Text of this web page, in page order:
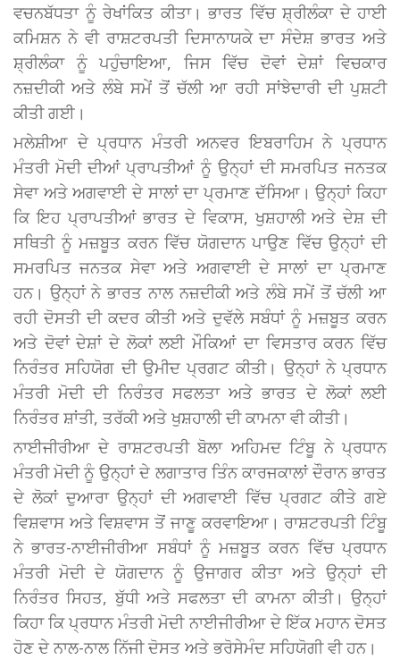
ਵਚਨਬੱਧਤਾ ਨੂੰ ਰੇਖਾਂਕਿਤ ਕੀਤਾ। ਭਾਰਤ ਵਿੱਚ ਸ਼੍ਰੀਲੰਕਾ ਦੇ ਹਾਈ
ਕਮਿਸ਼ਨ ਨੇ ਵੀ ਰਾਸ਼ਟਰਪਤੀ ਦਿਸਾਨਾਯਕੇ ਦਾ ਸੰਦੇਸ਼ ਭਾਰਤ ਅਤੇ
ਸ਼੍ਰੀਲੰਕਾ ਨੂੰ ਪਹੁੰਚਾਇਆ, ਜਿਸ ਵਿੱਚ ਦੋਵਾਂ ਦੇਸ਼ਾਂ ਵਿਚਕਾਰ
ਨਜ਼ਦੀਕੀ ਅਤੇ ਲੰਬੇ ਸਮੇਂ ਤੋਂ ਚੱਲੀ ਆ ਰਹੀ ਸਾਂਝੇਦਾਰੀ ਦੀ ਪੁਸ਼ਟੀ
ਕੀਤੀ ਗਈ।
ਮਲੇਸ਼ੀਆ ਦੇ ਪ੍ਰਧਾਨ ਮੰਤਰੀ ਅਨਵਰ ਇਬਰਾਹਿਮ ਨੇ ਪ੍ਰਧਾਨ
ਮੰਤਰੀ ਮੋਦੀ ਦੀਆਂ ਪ੍ਰਾਪਤੀਆਂ ਨੂੰ ਉਨ੍ਹਾਂ ਦੀ ਸਮਰਪਿਤ ਜਨਤਕ
ਸੇਵਾ ਅਤੇ ਅਗਵਾਈ ਦੇ ਸਾਲਾਂ ਦਾ ਪ੍ਰਮਾਣ ਦੱਸਿਆ। ਉਨ੍ਹਾਂ ਕਿਹਾ
ਕਿ ਇਹ ਪ੍ਰਾਪਤੀਆਂ ਭਾਰਤ ਦੇ ਵਿਕਾਸ, ਖੁਸ਼ਹਾਲੀ ਅਤੇ ਦੇਸ਼ ਦੀ
ਸਥਿਤੀ ਨੂੰ ਮਜ਼ਬੂਤ ਕਰਨ ਵਿੱਚ ਯੋਗਦਾਨ ਪਾਉਣ ਵਿੱਚ ਉਨ੍ਹਾਂ ਦੀ
ਸਮਰਪਿਤ ਜਨਤਕ ਸੇਵਾ ਅਤੇ ਅਗਵਾਈ ਦੇ ਸਾਲਾਂ ਦਾ ਪ੍ਰਮਾਣ
ਹਨ। ਉਨ੍ਹਾਂ ਨੇ ਭਾਰਤ ਨਾਲ ਨਜ਼ਦੀਕੀ ਅਤੇ ਲੰਬੇ ਸਮੇਂ ਤੋਂ ਚੱਲੀ ਆ
ਰਹੀ ਦੋਸਤੀ ਦੀ ਕਦਰ ਕੀਤੀ ਅਤੇ ਦੁਵੱਲੇ ਸਬੰਧਾਂ ਨੂੰ ਮਜ਼ਬੂਤ ਕਰਨ
ਅਤੇ ਦੋਵਾਂ ਦੇਸ਼ਾਂ ਦੇ ਲੋਕਾਂ ਲਈ ਮੌਕਿਆਂ ਦਾ ਵਿਸਤਾਰ ਕਰਨ ਵਿੱਚ
ਨਿਰੰਤਰ ਸਹਿਯੋਗ ਦੀ ਉਮੀਦ ਪ੍ਰਗਟ ਕੀਤੀ। ਉਨ੍ਹਾਂ ਨੇ ਪ੍ਰਧਾਨ
ਮੰਤਰੀ ਮੋਦੀ ਦੀ ਨਿਰੰਤਰ ਸਫਲਤਾ ਅਤੇ ਭਾਰਤ ਦੇ ਲੋਕਾਂ ਲਈ
ਨਿਰੰਤਰ ਸ਼ਾਂਤੀ, ਤਰੱਕੀ ਅਤੇ ਖੁਸ਼ਹਾਲੀ ਦੀ ਕਾਮਨਾ ਵੀ ਕੀਤੀ।
ਨਾਈਜੀਰੀਆ ਦੇ ਰਾਸ਼ਟਰਪਤੀ ਬੋਲਾ ਅਹਿਮਦ ਟਿੰਬੂ ਨੇ ਪ੍ਰਧਾਨ
ਮੰਤਰੀ ਮੋਦੀ ਨੂੰ ਉਨ੍ਹਾਂ ਦੇ ਲਗਾਤਾਰ ਤਿੰਨ ਕਾਰਜਕਾਲਾਂ ਦੌਰਾਨ ਭਾਰਤ
ਦੇ ਲੋਕਾਂ ਦੁਆਰਾ ਉਨ੍ਹਾਂ ਦੀ ਅਗਵਾਈ ਵਿੱਚ ਪ੍ਰਗਟ ਕੀਤੇ ਗਏ
ਵਿਸ਼ਵਾਸ ਅਤੇ ਵਿਸ਼ਵਾਸ ਤੋਂ ਜਾਣੂ ਕਰਵਾਇਆ। ਰਾਸ਼ਟਰਪਤੀ ਟਿੰਬੂ
ਨੇ ਭਾਰਤ-ਨਾਈਜੀਰੀਆ ਸਬੰਧਾਂ ਨੂੰ ਮਜ਼ਬੂਤ ਕਰਨ ਵਿੱਚ ਪ੍ਰਧਾਨ
ਮੰਤਰੀ ਮੋਦੀ ਦੇ ਯੋਗਦਾਨ ਨੂੰ ਉਜਾਗਰ ਕੀਤਾ ਅਤੇ ਉਨ੍ਹਾਂ ਦੀ
ਨਿਰੰਤਰ ਸਿਹਤ, ਬੁੱਧੀ ਅਤੇ ਸਫਲਤਾ ਦੀ ਕਾਮਨਾ ਕੀਤੀ। ਉਨ੍ਹਾਂ
ਕਿਹਾ ਕਿ ਪ੍ਰਧਾਨ ਮੰਤਰੀ ਮੋਦੀ ਨਾਈਜੀਰੀਆ ਦੇ ਇੱਕ ਮਹਾਨ ਦੋਸਤ
ਹੋਣ ਦੇ ਨਾਲ-ਨਾਲ ਨਿੱਜੀ ਦੋਸਤ ਅਤੇ ਭਰੋਸੇਮੰਦ ਸਹਿਯੋਗੀ ਵੀ ਹਨ।